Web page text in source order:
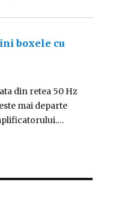
boxele cu
din retea 50 Hz
mai departe